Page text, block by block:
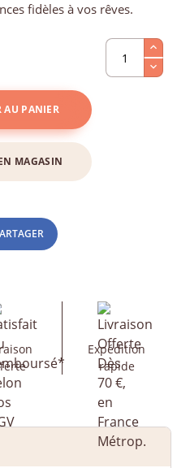
fidèles à vos rêves.
AU PANIER
MAGASIN
Expédition
rapide